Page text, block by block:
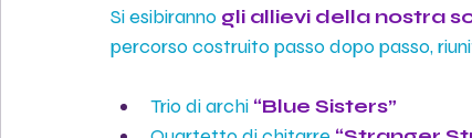
Si esibiranno gli allievi della nostra
percorso costruito passo dopo passo,
Trio di archi “Blue Sisters”